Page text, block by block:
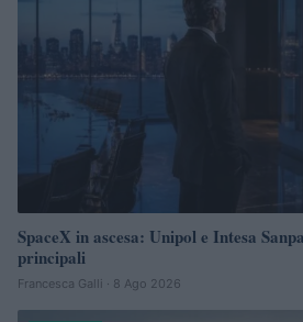
SpaceX in ascesa: Unipol e Intesa
principali
Francesca Galli · 8 Ago 2026